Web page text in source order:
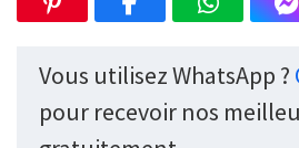
Vous utilisez WhatsApp ?
pour recevoir nos